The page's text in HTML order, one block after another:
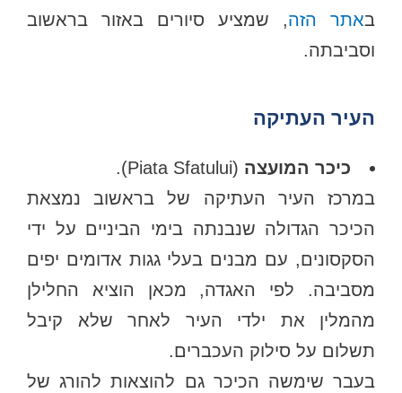
באתר הזה, שמציע סיורים באזור בראשוב
וסביבתה.
העיר העתיקה
כיכר המועצה(Piata Sfatului).
במרכז העיר העתיקה של בראשוב נמצאת
הכיכר הגדולה שנבנתה בימי הביניים על ידי
הסקסונים, עם מבנים בעלי גגות אדומים יפים
מסביבה. לפי האגדה, מכאן הוציא החלילן
מהמלין את ילדי העיר לאחר שלא קיבל
תשלום על סילוק העכברים.
בעבר שימשה הכיכר גם להוצאות להורג של